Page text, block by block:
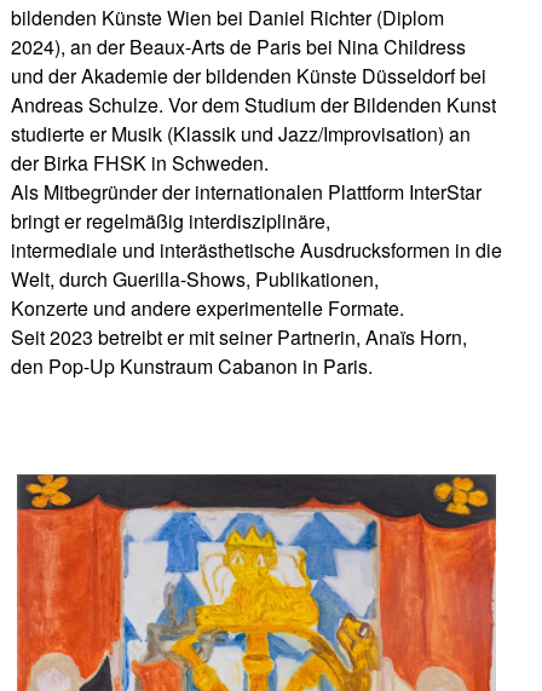
bildenden Künste Wien bei Daniel Richter (Diplom
2024), an der Beaux-Arts de Paris bei Nina Childress
und der Akademie der bildenden Künste Düsseldorf bei
Andreas Schulze. Vor dem Studium der Bildenden Kunst
studierte er Musik (Klassik und Jazz/Improvisation) an
der Birka FHSK in Schweden.
Als Mitbegründer der internationalen Plattform InterStar
bringt er regelmäßig interdisziplinäre,
intermediale und interästhetische Ausdrucksformen in die
Welt, durch Guerilla-Shows, Publikationen,
Konzerte und andere experimentelle Formate.
Seit 2023 betreibt er mit seiner Partnerin, Anaïs Horn,
den Pop-Up Kunstraum Cabanon in Paris.